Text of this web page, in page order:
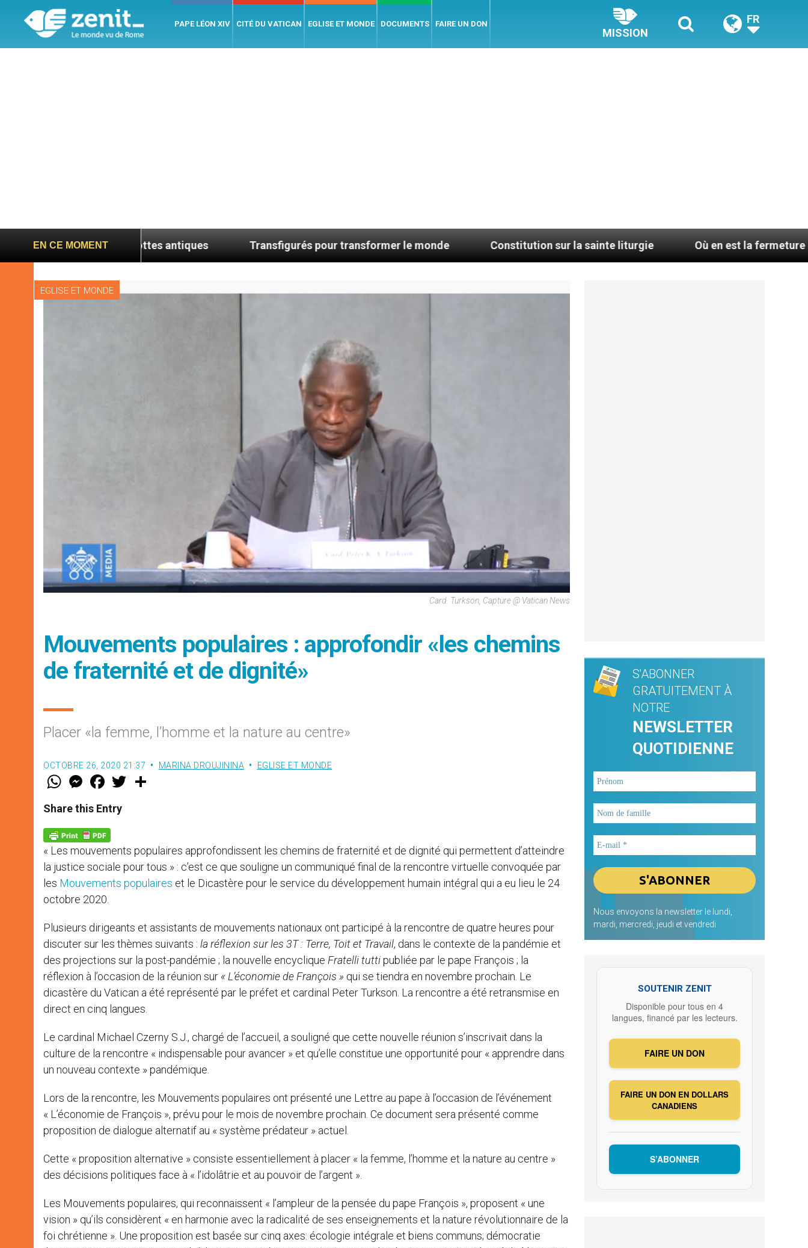
PAPE LÉON XIV CITÉ DU VATICAN EGLISE ET MONDE DOCUMENTS FAIRE UN DON
MISSION
FR
EN CE MOMENT
des grottes antiques Transfigurés pour transformer le monde Constitution sur la sainte liturgie Où en est la fermeture des
EGLISE ET MONDE
Card. Turkson, Capture @ Vatican News
Mouvements populaires : approfondir «les chemins
de fraternité et de dignité»
Placer «la femme, l’homme et la nature au centre»
OCTOBRE 26, 2020 21:37 MARINA DROUJININA EGLISE ET MONDE
W
t
s
p
p
M
e
s
e
g
e
r
F
a
e
b
k
w
Share this Entry
« Les mouvements populaires approfondissent les chemins de fraternité et de dignité qui permettent d’atteindre
la justice sociale pour tous » : c’est ce que souligne un communiqué final de la rencontre virtuelle convoquée par
les Mouvements populaires et le Dicastère pour le service du développement humain intégral qui a eu lieu le 24
octobre 2020.
Plusieurs dirigeants et assistants de mouvements nationaux ont participé à la rencontre de quatre heures pour
discuter sur les thèmes suivants : la réflexion sur les 3T : Terre, Toit et Travail, dans le contexte de la pandémie et
des projections sur la post-pandémie ; la nouvelle encyclique Fratelli tuttipubliée par le pape François ; la
réflexion à l’occasion de la réunion sur « L’économie de François » qui se tiendra en novembre prochain. Le
dicastère du Vatican a été représenté par le préfet et cardinal Peter Turkson. La rencontre a été retransmise en
direct en cinq langues.
Le cardinal Michael Czerny S.J., chargé de l’accueil, a souligné que cette nouvelle réunion s’inscrivait dans la
culture de la rencontre « indispensable pour avancer » et qu’elle constitue une opportunité pour « apprendre dans
un nouveau contexte » pandémique.
Lors de la rencontre, les Mouvements populaires ont présenté une Lettre au pape à l’occasion de l’événement
« L’économie de François », prévu pour le mois de novembre prochain. Ce document sera présenté comme
proposition de dialogue alternatif au « système prédateur » actuel.
Cette « proposition alternative » consiste essentiellement à placer « la femme, l’homme et la nature au centre »
des décisions politiques face à « l’idolâtrie et au pouvoir de l’argent ».
Les Mouvements populaires, qui reconnaissent « l’ampleur de la pensée du pape François », proposent « une
vision » qu’ils considèrent « en harmonie avec la radicalité de ses enseignements et la nature révolutionnaire de la
foi chrétienne ». Une proposition est basée sur cinq axes: écologie intégrale et biens communs; démocratie
S'ABONNER
GRATUITEMENT À
NOTRE
NEWSLETTER
QUOTIDIENNE
Nous envoyons la newsletter le lundi,
mardi, mercredi, jeudi et vendredi
SOUTENIR ZENIT
Disponible pour tous en 4
langues, financé par les lecteurs.
FAIRE UN DON
FAIRE UN DON EN DOLLARS
CANADIENS
S’ABONNER